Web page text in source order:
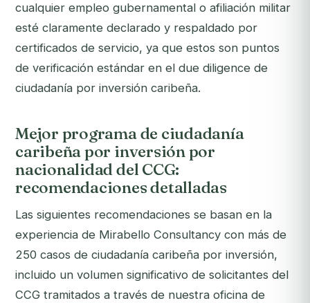
cualquier empleo gubernamental o afiliación militar
esté claramente declarado y respaldado por
certificados de servicio, ya que estos son puntos
de verificación estándar en el due diligence de
ciudadanía por inversión caribeña.
Mejor programa de ciudadanía
caribeña por inversión por
nacionalidad del CCG:
recomendaciones detalladas
Las siguientes recomendaciones se basan en la
experiencia de Mirabello Consultancy con más de
250 casos de ciudadanía caribeña por inversión,
incluido un volumen significativo de solicitantes del
CCG tramitados a través de nuestra oficina de